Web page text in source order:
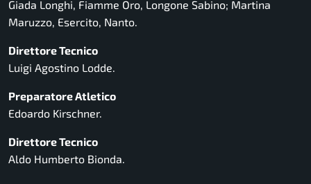
Giada Longhi, Fiamme Oro, Longone Sabino; Martina
Maruzzo, Esercito, Nanto.
Direttore Tecnico
Luigi Agostino Lodde.
Preparatore Atletico
Edoardo Kirschner.
Direttore Tecnico
Aldo Humberto Bionda.